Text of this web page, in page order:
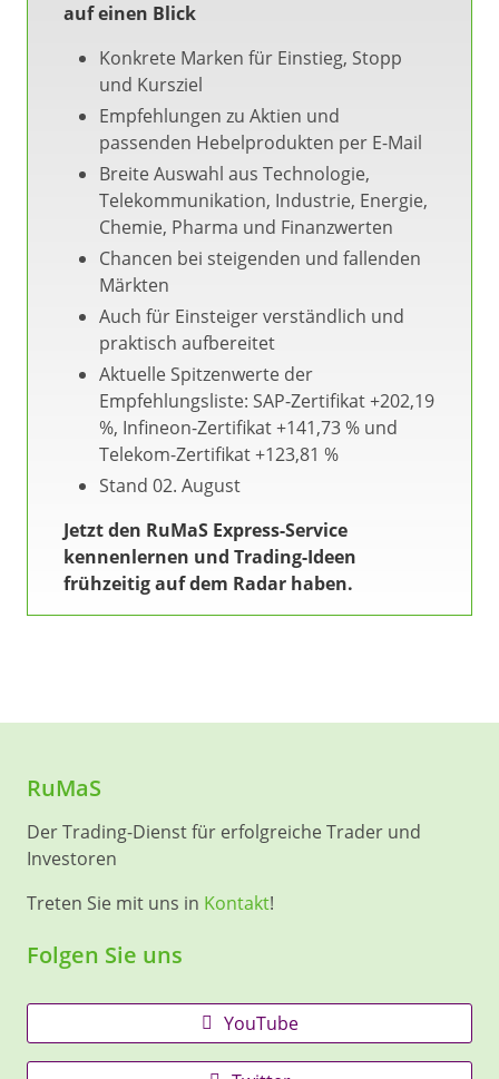
auf einen Blick
Konkrete Marken für Einstieg, Stopp
und Kursziel
Empfehlungen zu Aktien und
passenden Hebelprodukten per E-Mail
Breite Auswahl aus Technologie,
Telekommunikation, Industrie, Energie,
Chemie, Pharma und Finanzwerten
Chancen bei steigenden und fallenden
Märkten
Auch für Einsteiger verständlich und
praktisch aufbereitet
Aktuelle Spitzenwerte der
Empfehlungsliste: SAP-Zertifikat +202,19
%, Infineon-Zertifikat +141,73 % und
Telekom-Zertifikat +123,81 %
Stand 02. August
Jetzt den RuMaS Express-Service
kennenlernen und Trading-Ideen
frühzeitig auf dem Radar haben.
RuMaS
Der Trading-Dienst für erfolgreiche Trader und
Investoren
Treten Sie mit uns in Kontakt!
Folgen Sie uns
YouTube